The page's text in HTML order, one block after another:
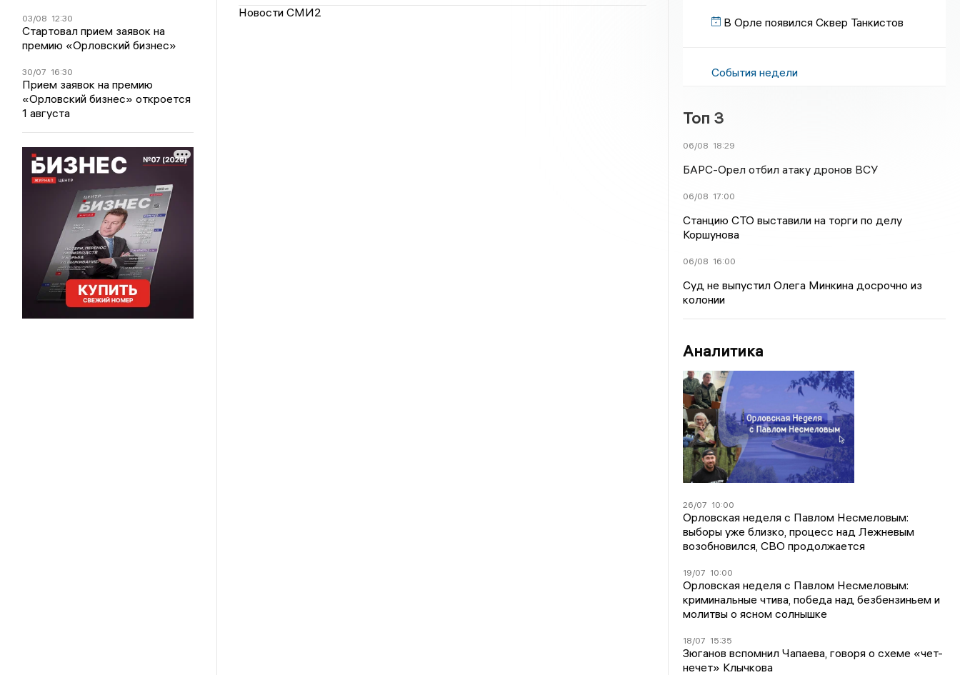
03/08 12:30
Стартовал прием заявок на
премию «Орловский бизнес»
30/07 16:30
Прием заявок на премию
«Орловский бизнес» откроется
1 августа
Новости СМИ2
В Орле появился Сквер Танкистов
События недели
Топ 3
06/08 18:29
БАРС-Орел отбил атаку дронов ВСУ
06/08 17:00
Станцию СТО выставили на торги по делу
Коршунова
06/08 16:00
Суд не выпустил Олега Минкина досрочно из
колонии
Аналитика
26/07 10:00
Орловская неделя с Павлом Несмеловым:
выборы уже близко, процесс над Лежневым
возобновился, СВО продолжается
19/07 10:00
Орловская неделя с Павлом Несмеловым:
криминальные чтива, победа над безбензиньем и
молитвы о ясном солнышке
18/07 15:35
Зюганов вспомнил Чапаева, говоря о схеме «чет-
нечет» Клычкова